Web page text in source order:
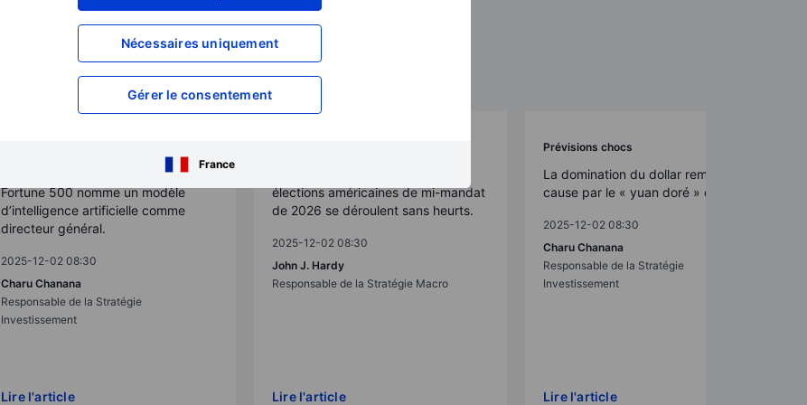
Nécessaires uniquement
Gérer le consentement
France
Une entreprise du classement
Fortune 500 nomme un modèle
d’intelligence artificielle comme
directeur général.
2025-12-02 08:30
Charu Chanana
Responsable de la Stratégie
Investissement
Lire l'article
élections américaines de mi-mandat
de 2026 se déroulent sans heurts.
2025-12-02 08:30
John J. Hardy
Responsable de la Stratégie Macro
Lire l'article
Prévisions chocs
La domination du dollar remise en
cause par le « yuan doré » de Pékin
2025-12-02 08:30
Charu Chanana
Responsable de la Stratégie
Investissement
Lire l'article